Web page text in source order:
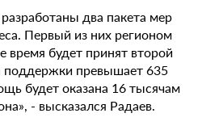
два пакета мер
Первый из них регионом
будет принят второй
превышает 635
будет оказана 16 тысячам
- высказался Радаев.